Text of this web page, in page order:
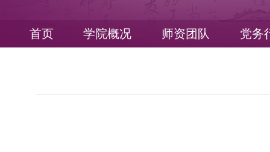
首页 学院概况 师资团队 党务